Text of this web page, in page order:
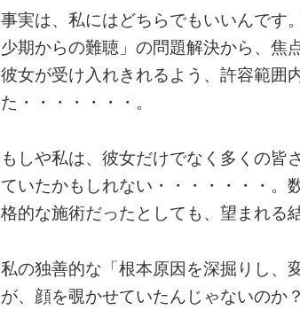
事実は、私にはどちらでもいいんです
少期からの難聴」の問題解決から、焦
彼女が受け入れきれるよう、許容範囲
た・・・・・・・。
もしや私は、彼女だけでなく多くの皆
ていたかもしれない・・・・・・・。
格的な施術だったとしても、望まれる
私の独善的な「根本原因を深掘りし、
が、顔を覗かせていたんじゃないのか